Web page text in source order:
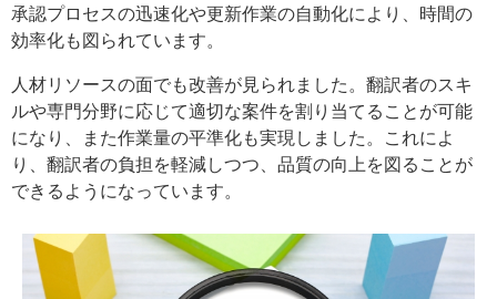
承認プロセスの迅速化や更新作業の自動化により、時間の
効率化も図られています。
人材リソースの面でも改善が見られました。翻訳者のスキ
ルや専門分野に応じて適切な案件を割り当てることが可能
になり、また作業量の平準化も実現しました。これによ
り、翻訳者の負担を軽減しつつ、品質の向上を図ることが
できるようになっています。